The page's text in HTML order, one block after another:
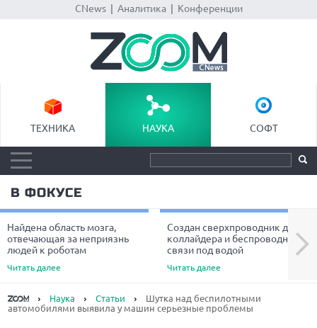
CNews| Аналитика| Конференции
ТЕХНИКА НАУКА СОФТ
В ФОКУСЕ
Найдена область мозга,
отвечающая за неприязнь
людей к роботам
Читать далее
Создан сверхпроводник для
коллайдера и беспроводной
связи под водой
Читать далее
Next
Наука Статьи
Шутка над беспилотными
автомобилями выявила у машин серьезные проблемы